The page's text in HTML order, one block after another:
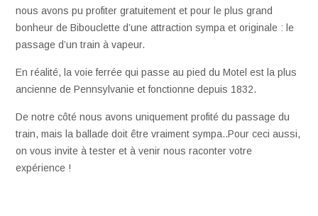
nous avons pu profiter gratuitement et pour le plus grand
bonheur de Bibouclette d’une attraction sympa et originale : le
passage d’un train à vapeur.
En réalité, la voie ferrée qui passe au pied du Motel est la plus
ancienne de Pennsylvanie et fonctionne depuis 1832.
De notre côté nous avons uniquement profité du passage du
train, mais la ballade doit être vraiment sympa..Pour ceci aussi,
on vous invite à tester et à venir nous raconter votre
expérience !